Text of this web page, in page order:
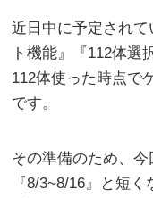
近日中に予定され
ト機能』『112体
112体使った時点で
です。
その準備のため、
『8/3~8/16』と短